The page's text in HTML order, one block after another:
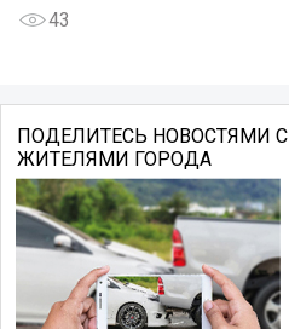
43
ПОДЕЛИТЕСЬ НОВОСТЯМИ С
ЖИТЕЛЯМИ ГОРОДА